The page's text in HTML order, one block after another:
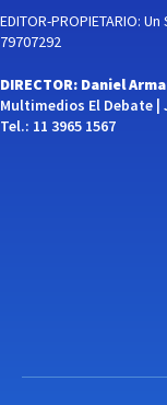
EDITOR-PROPIETARIO:
79707292
DIRECTOR: Daniel
Multimedios El Debate |
Tel.: 11 3965 1567